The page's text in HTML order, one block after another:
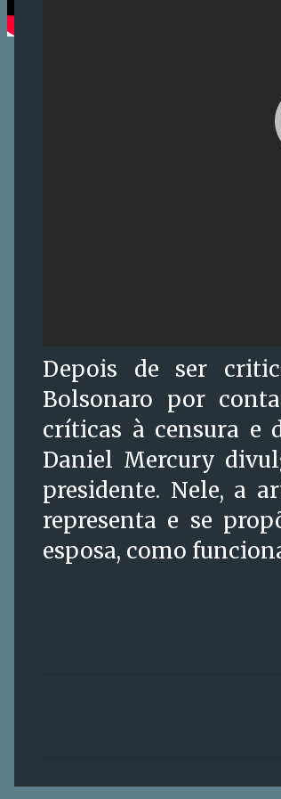
Depois de ser
Bolsonaro por
críticas à censura e
Daniel Mercury
presidente. Nele, a
representa e se
esposa, como